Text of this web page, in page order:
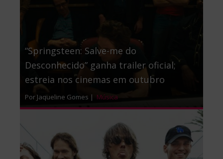
“Springsteen: Salve-me do
Desconhecido” ganha trailer oficial;
estreia nos cinemas em outubro
Por Jaqueline Gomes | Música